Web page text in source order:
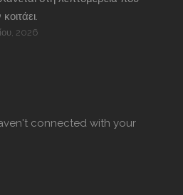
2026
connected with your